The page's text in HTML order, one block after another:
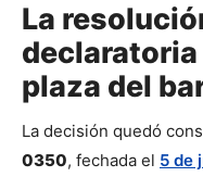
La
declaratoria
plaza del
La decisión quedó
0350, fechada el 5 de